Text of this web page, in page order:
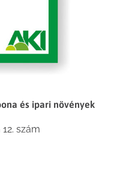
és ipari növények
szám